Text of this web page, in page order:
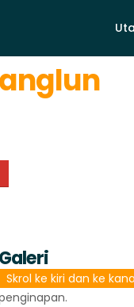
Galeri
Skrol ke kiri dan ke